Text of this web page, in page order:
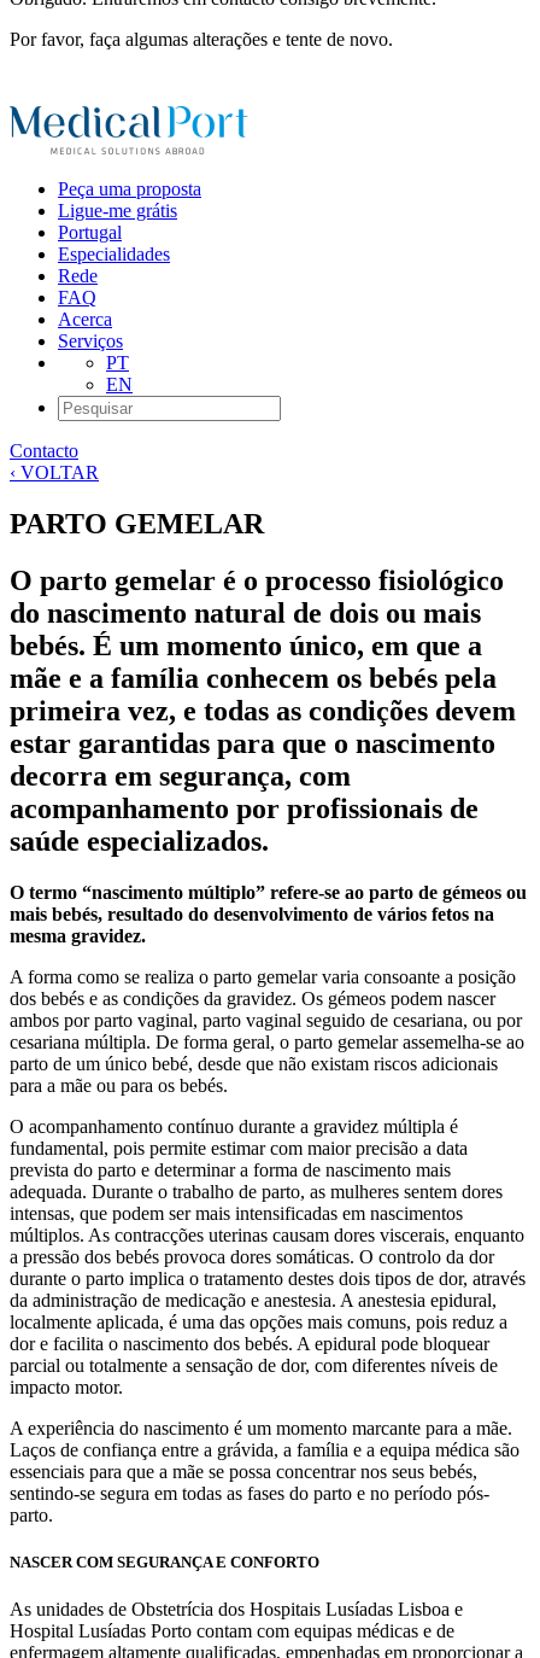
Por favor, faça algumas alterações e tente de novo.
Peça uma proposta
Ligue-me grátis
Portugal
Especialidades
Rede
FAQ
Acerca
Serviços
PT
EN
Contacto
‹ VOLTAR
PARTO GEMELAR
O parto gemelar é o processo fisiológico
do nascimento natural de dois ou mais
bebés. É um momento único, em que a
mãe e a família conhecem os bebés pela
primeira vez, e todas as condições devem
estar garantidas para que o nascimento
decorra em segurança, com
acompanhamento por profissionais de
saúde especializados.
O termo “nascimento múltiplo” refere-se ao parto de gémeos ou
mais bebés, resultado do desenvolvimento de vários fetos na
mesma gravidez.
A forma como se realiza o parto gemelar varia consoante a posição
dos bebés e as condições da gravidez. Os gémeos podem nascer
ambos por parto vaginal, parto vaginal seguido de cesariana, ou por
cesariana múltipla. De forma geral, o parto gemelar assemelha-se ao
parto de um único bebé, desde que não existam riscos adicionais
para a mãe ou para os bebés.
O acompanhamento contínuo durante a gravidez múltipla é
fundamental, pois permite estimar com maior precisão a data
prevista do parto e determinar a forma de nascimento mais
adequada. Durante o trabalho de parto, as mulheres sentem dores
intensas, que podem ser mais intensificadas em nascimentos
múltiplos. As contracções uterinas causam dores viscerais, enquanto
a pressão dos bebés provoca dores somáticas. O controlo da dor
durante o parto implica o tratamento destes dois tipos de dor, através
da administração de medicação e anestesia. A anestesia epidural,
localmente aplicada, é uma das opções mais comuns, pois reduz a
dor e facilita o nascimento dos bebés. A epidural pode bloquear
parcial ou totalmente a sensação de dor, com diferentes níveis de
impacto motor.
A experiência do nascimento é um momento marcante para a mãe.
Laços de confiança entre a grávida, a família e a equipa médica são
essenciais para que a mãe se possa concentrar nos seus bebés,
sentindo-se segura em todas as fases do parto e no período pós-
parto.
NASCER COM SEGURANÇA E CONFORTO
As unidades de Obstetrícia dos Hospitais Lusíadas Lisboa e
Hospital Lusíadas Porto contam com equipas médicas e de
enfermagem altamente qualificadas, empenhadas em proporcionar a